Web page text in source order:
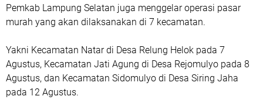
Pemkab Lampung Selatan juga menggelar operasi pasar
murah yang akan dilaksanakan di 7 kecamatan.
Yakni Kecamatan Natar di Desa Relung Helok pada 7
Agustus, Kecamatan Jati Agung di Desa Rejomulyo pada 8
Agustus, dan Kecamatan Sidomulyo di Desa Siring Jaha
pada 12 Agustus.